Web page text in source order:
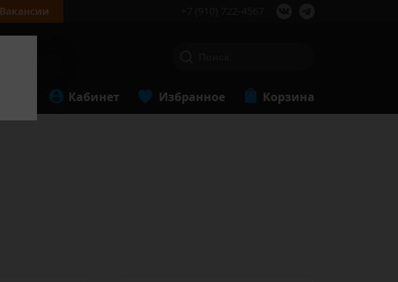
Вакансии
Кабинет Избранное Корзина